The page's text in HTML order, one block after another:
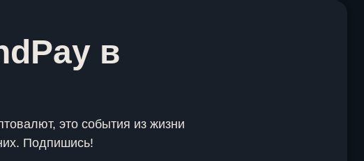
в
это события из жизни
Подпишись!